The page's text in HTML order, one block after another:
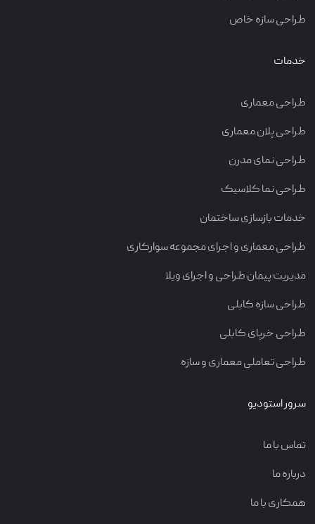
طراحی سازه خاص
خدمات
طراحی معماری
طراحی پلان معماری
طراحی نمای مدرن
طراحی نما کلاسیک
خدمات بازسازی ساختمان
طراحی معماری و اجرای مجموعه سوارکاری
مدیریت پیمان طراحی و اجرای ویلا
طراحی سازه کابلی
طراحی خرپای کابلی
طراحی تعاملی معماری و سازه
سرور استودیو
تماس با ما
درباره ما
همکاری با ما